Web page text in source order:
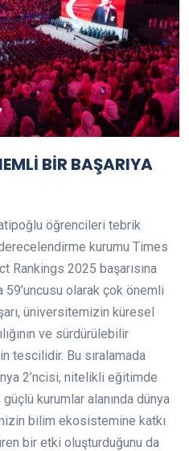
BİR BAŞARIYA
öğrencileri tebrik
kurumu Times
Rankings 2025 başarısına
59’uncusu olarak çok önemli
üniversitemizin küresel
ve sürdürülebilir
tescilidir. Bu sıralamada
2’ncisi, nitelikli eğitimde
kurumlar alanında dünya
bilim ekosistemine katkı
bir etki oluşturduğunu da